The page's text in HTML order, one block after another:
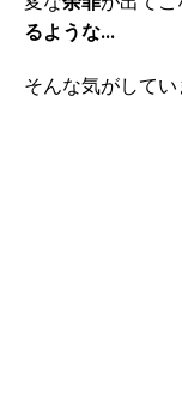
るような…
そんな気がしてい